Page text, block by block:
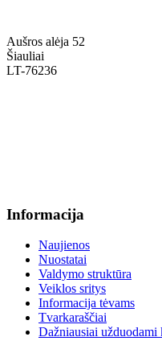
Aušros alėja 52
Šiauliai
LT-76236
Informacija
Naujienos
Nuostatai
Valdymo struktūra
Veiklos sritys
Informacija tėvams
Tvarkaraščiai
Dažniausiai užduodami